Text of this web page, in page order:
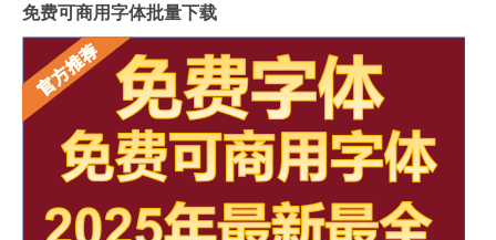
免费可商用字体批量下载